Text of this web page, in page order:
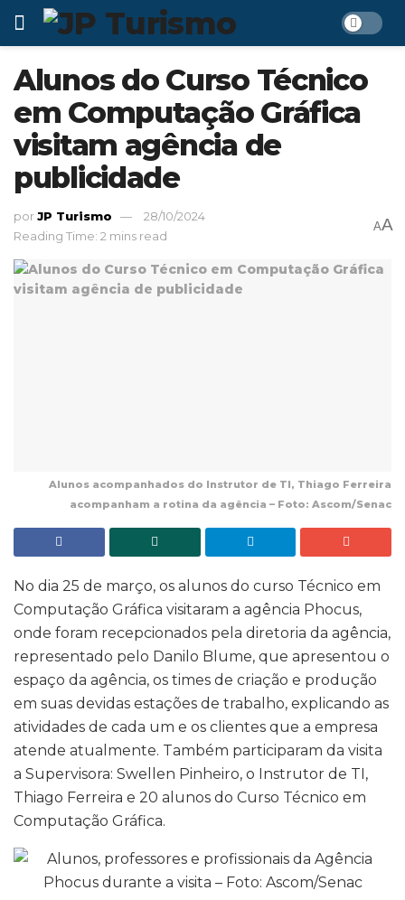
Alunos do Curso Técnico
em Computação Gráfica
visitam agência de
publicidade
porJP Turismo
28/10/2024
Reading Time: 2 mins read
AA
Alunos acompanhados do Instrutor de TI, Thiago Ferreira
acompanham a rotina da agência – Foto: Ascom/Senac
No dia 25 de março, os alunos do curso Técnico em
Computação Gráfica visitaram a agência Phocus,
onde foram recepcionados pela diretoria da agência,
representado pelo Danilo Blume, que apresentou o
espaço da agência, os times de criação e produção
em suas devidas estações de trabalho, explicando as
atividades de cada um e os clientes que a empresa
atende atualmente. Também participaram da visita
a Supervisora: Swellen Pinheiro, o Instrutor de TI,
Thiago Ferreira e 20 alunos do Curso Técnico em
Computação Gráfica.